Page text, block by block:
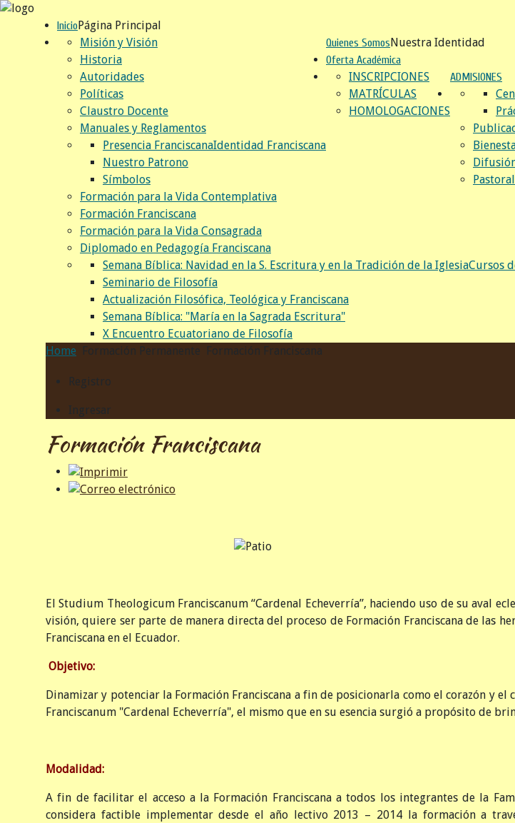
InicioPágina Principal
Quienes SomosNuestra Identidad
Misión y Visión
Historia
Autoridades
Políticas
Claustro Docente
Manuales y Reglamentos
Identidad Franciscana
Presencia Franciscana
Nuestro Patrono
Símbolos
Oferta Académica
ADMISIONES
INSCRIPCIONES
MATRÍCULAS
HOMOLOGACIONES
Pastoral
Formación para la Vida Contemplativa
Formación Franciscana
Formación para la Vida Consagrada
Diplomado en Pedagogía Franciscana
Cursos
Semana Bíblica: Navidad en la S. Escritura y en la Tradición de la Iglesia
Seminario de Filosofía
Actualización Filosófica, Teológica y Franciscana
Semana Bíblica: "María en la Sagrada Escritura"
X Encuentro Ecuatoriano de Filosofía
Home Formación Permanente Formación Franciscana
Registro
Ingresar
Formación Franciscana
El Studium Theologicum Franciscanum “Cardenal Echeverría”, haciendo uso de su aval
visión, quiere ser parte de manera directa del proceso de Formación Franciscana de las
Franciscana en el Ecuador.
Objetivo:
Dinamizar y potenciar la Formación Franciscana a fin de posicionarla como el corazón y
Franciscanum "Cardenal Echeverría", el mismo que en su esencia surgió a propósito de
Modalidad:
A fin de facilitar el acceso a la Formación Franciscana a todos los integrantes de la
considera factible implementar desde el año lectivo 2013 – 2014 la formación a